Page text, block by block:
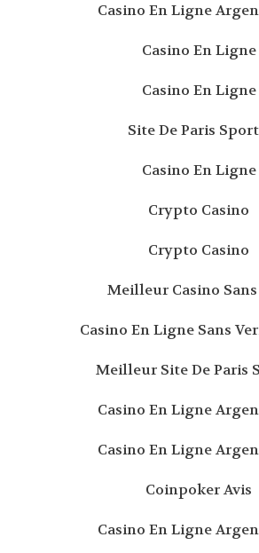
Casino En Ligne
Casino En Ligne
Casino En Ligne
Site De Paris
Casino En Ligne
Crypto Casino
Crypto Casino
Meilleur Casino Sans
Casino En Ligne Sans
Meilleur Site De Paris
Casino En Ligne
Casino En Ligne
Coinpoker Avis
Casino En Ligne